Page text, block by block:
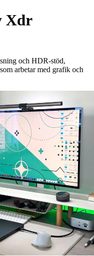
Xdr
och HDR-stöd,
arbetar med grafik och